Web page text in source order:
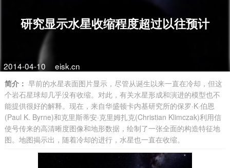
研究显示水星收缩程度超过以往预计
2014-04-10 eisk.cn
简介： 早前的水星表面图片显示，尽管从诞生以来一直在冷却，但这
个岩石星球却几乎没有收缩。对此，有关水星形成和演进的模型也不
能提供很好的解释。现在，来自华盛顿卡内基研究所的保罗·K·伯恩
(Paul K. Byrne)和克里斯蒂安·克里姆扎克(Christian Klimczak)利用信
使号传来的高清晰度图像和地形数据，绘制了一张全面的构造特征地
图。地图揭示出，随着冷却的进行，水星也一直在收缩。